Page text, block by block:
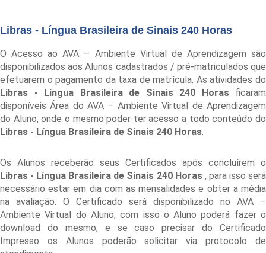
Libras - Língua Brasileira de Sinais 240 Horas
O Acesso ao AVA – Ambiente Virtual de Aprendizagem são
disponibilizados aos Alunos cadastrados / pré-matriculados que
efetuarem o pagamento da taxa de matrícula. As atividades do
Libras - Língua Brasileira de Sinais 240 Horasficaram
disponíveis Área do AVA – Ambiente Virtual de Aprendizagem
do Aluno, onde o mesmo poder ter acesso a todo conteúdo do
Libras - Língua Brasileira de Sinais 240 Horas
Os Alunos receberão seus Certificados após concluírem o
Libras - Língua Brasileira de Sinais 240 Horas, para isso será
necessário estar em dia com as mensalidades e obter a média
na avaliação. O Certificado será disponibilizado no AVA –
Ambiente Virtual do Aluno, com isso o Aluno poderá fazer o
download do mesmo, e se caso precisar do Certificado
Impresso os Alunos poderão solicitar via protocolo de